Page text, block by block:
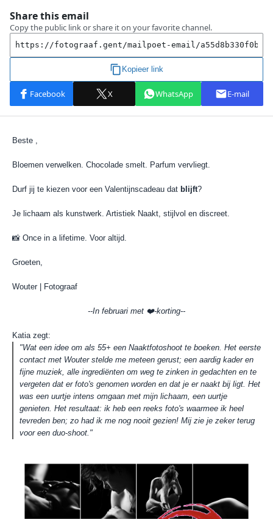
Beste ,
Bloemen verwelken. Chocolade smelt. Parfum vervliegt.
Durf jij te kiezen voor een Valentijnscadeau dat blijft?
Je lichaam als kunstwerk. Artistiek Naakt, stijlvol en discreet.
📸 Once in a lifetime. Voor altijd.
Groeten,
Wouter | Fotograaf
--In februari met ❤️-korting--
Katia zegt:
"Wat een idee om als 55+ een Naaktfotoshoot te boeken. Het eerste
contact met Wouter stelde me meteen gerust; een aardig kader en
fijne muziek, alle ingrediënten om weg te zinken in gedachten en te
vergeten dat er foto's genomen worden en dat je er naakt bij ligt. Het
was een uurtje intens omgaan met mijn lichaam, een uurtje
genieten. Het resultaat: ik heb een reeks foto's waarmee ik heel
tevreden ben; zo had ik me nog nooit gezien! Mij zie je zeker terug
voor een duo-shoot."